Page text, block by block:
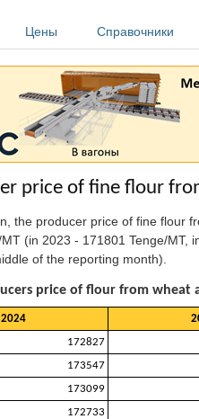
Цены Справочники
price of fine flour
the producer price of fine flour
(in 2023 - 171801 Tenge/
of the reporting month).
price of flour from wheat
2024
172827
173547
173099
172733